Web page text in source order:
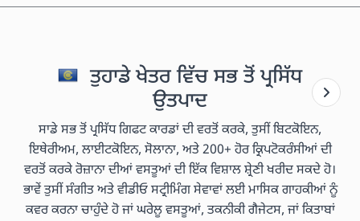
ਤੁਹਾਡੇ ਖੇਤਰ ਵਿੱਚ ਸਭ ਤੋਂ ਪ੍ਰਸਿੱਧ
ਉਤਪਾਦ
ਸਾਡੇ ਸਭ ਤੋਂ ਪ੍ਰਸਿੱਧ ਗਿਫਟ ਕਾਰਡਾਂ ਦੀ ਵਰਤੋਂ ਕਰਕੇ, ਤੁਸੀਂ ਬਿਟਕੋਇਨ,
ਇਥੇਰੀਅਮ, ਲਾਈਟਕੋਇਨ, ਸੋਲਾਨਾ, ਅਤੇ 200+ ਹੋਰ ਕ੍ਰਿਪਟੋਕਰੰਸੀਆਂ ਦੀ
ਵਰਤੋਂ ਕਰਕੇ ਰੋਜ਼ਾਨਾ ਦੀਆਂ ਵਸਤੂਆਂ ਦੀ ਇੱਕ ਵਿਸ਼ਾਲ ਸ਼੍ਰੇਣੀ ਖਰੀਦ ਸਕਦੇ ਹੋ।
ਭਾਵੇਂ ਤੁਸੀਂ ਸੰਗੀਤ ਅਤੇ ਵੀਡੀਓ ਸਟ੍ਰੀਮਿੰਗ ਸੇਵਾਵਾਂ ਲਈ ਮਾਸਿਕ ਗਾਹਕੀਆਂ ਨੂੰ
ਕਵਰ ਕਰਨਾ ਚਾਹੁੰਦੇ ਹੋ ਜਾਂ ਘਰੇਲੂ ਵਸਤੂਆਂ, ਤਕਨੀਕੀ ਗੈਜੇਟਸ, ਜਾਂ ਕਿਤਾਬਾਂ